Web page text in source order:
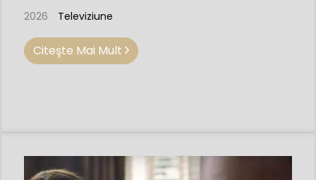
2026 Televiziune
Citeşte Mai Mult